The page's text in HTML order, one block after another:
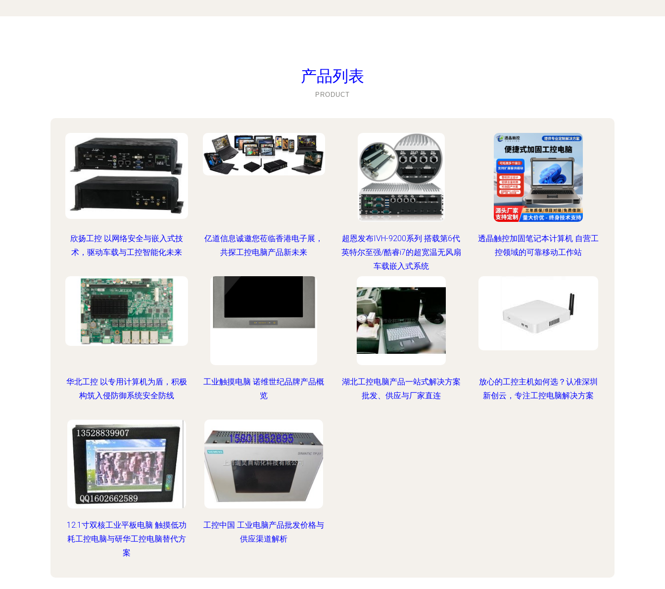
产品列表
PRODUCT
欣扬工控 以网络安全与嵌入式技
术，驱动车载与工控智能化未来
亿道信息诚邀您莅临香港电子展，
共探工控电脑产品新未来
超恩发布IVH-9200系列 搭载第6代
英特尔至强/酷睿i7的超宽温无风扇
车载嵌入式系统
透晶触控加固笔记本计算机 自营工
控领域的可靠移动工作站
华北工控 以专用计算机为盾，积极
构筑入侵防御系统安全防线
工业触摸电脑 诺维世纪品牌产品概
览
湖北工控电脑产品一站式解决方案
批发、供应与厂家直连
放心的工控主机如何选？认准深圳
新创云，专注工控电脑解决方案
12.1寸双核工业平板电脑 触摸低功
耗工控电脑与研华工控电脑替代方
案
工控中国 工业电脑产品批发价格与
供应渠道解析